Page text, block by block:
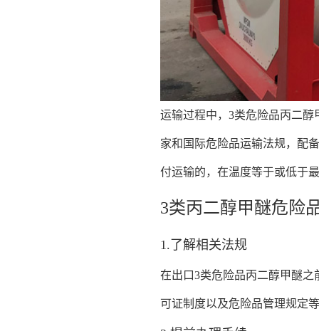
运输过程中，3类危险品丙二醇
家和国际危险品运输法规，配
付运输的，在温度等于或低于
3类丙二醇甲醚危险
1.了解相关法规
在出口3类危险品丙二醇甲醚
可证制度以及危险品管理规定